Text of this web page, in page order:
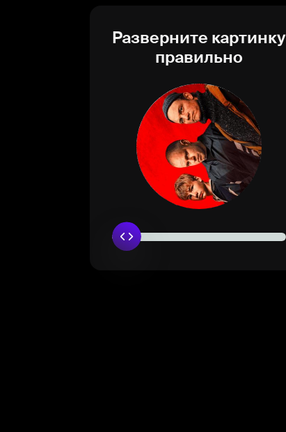
Разверните картинку
правильно